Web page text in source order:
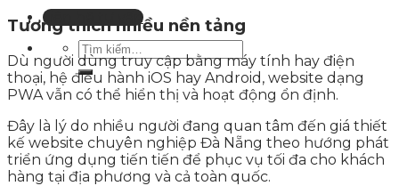
Liên hệ tư vấn
Tương thích nhiều nền tảng
Dù người dùng truy cập bằng máy tính hay điện
thoại, hệ điều hành iOS hay Android, website dạng
PWA vẫn có thể hiển thị và hoạt động ổn định.
Đây là lý do nhiều người đang quan tâm đến giá thiết
kế website chuyên nghiệp Đà Nẵng theo hướng phát
triển ứng dụng tiến tiến để phục vụ tối đa cho khách
hàng tại địa phương và cả toàn quốc.